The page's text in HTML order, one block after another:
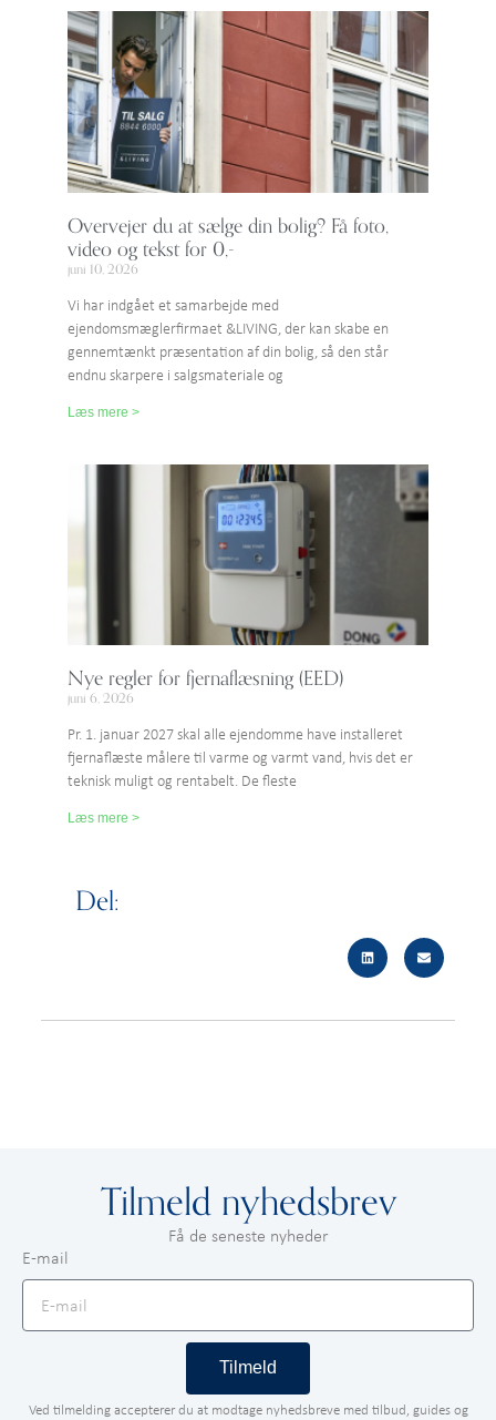
Overvejer du at sælge din bolig? Få foto,
video og tekst for 0,-
juni 10, 2026
Vi har indgået et samarbejde med
ejendomsmæglerfirmaet &LIVING, der kan skabe en
gennemtænkt præsentation af din bolig, så den står
endnu skarpere i salgsmateriale og
Læs mere >
Nye regler for fjernaflæsning (EED)
juni 6, 2026
Pr. 1. januar 2027 skal alle ejendomme have installeret
fjernaflæste målere til varme og varmt vand, hvis det er
teknisk muligt og rentabelt. De fleste
Læs mere >
Del:
Tilmeld nyhedsbrev
Få de seneste nyheder
E-mail
Tilmeld
Ved tilmelding accepterer du at modtage nyhedsbreve med tilbud, guides og